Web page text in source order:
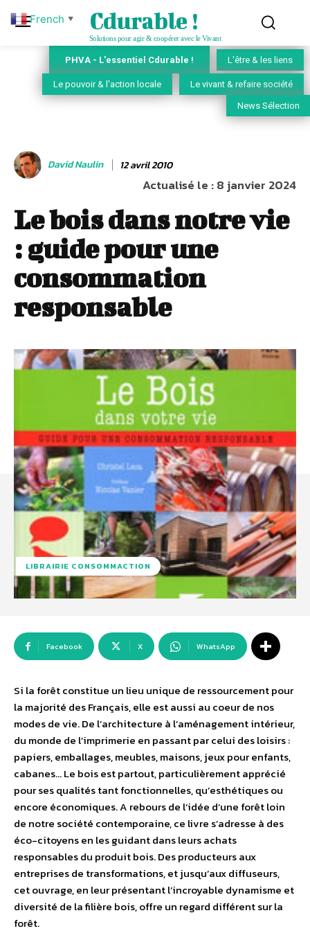
Cdurable !
Solutions pour agir & coopérer avec le Vivant
PHVA - L'essentiel Cdurable ! L'être & les liens
Le pouvoir & l'action locale Le vivant & refaire société
News Sélection
David Naulin 12 avril 2010
Actualisé le :8 janvier 2024
Le bois dans notre vie
: guide pour une
consommation
responsable
LIBRAIRIE CONSOMMACTION
Facebook X WhatsApp
Si la forêt constitue un lieu unique de ressourcement pour
la majorité des Français, elle est aussi au coeur de nos
modes de vie. De l’architecture à l’aménagement intérieur,
du monde de l’imprimerie en passant par celui des loisirs :
papiers, emballages, meubles, maisons, jeux pour enfants,
cabanes… Le bois est partout, particulièrement apprécié
pour ses qualités tant fonctionnelles, qu’esthétiques ou
encore économiques. A rebours de l’idée d’une forêt loin
de notre société contemporaine, ce livre s’adresse à des
éco-citoyens en les guidant dans leurs achats
responsables du produit bois. Des producteurs aux
entreprises de transformations, et jusqu’aux diffuseurs,
cet ouvrage, en leur présentant l’incroyable dynamisme et
diversité de la filière bois, offre un regard différent sur la
forêt.
French ▼